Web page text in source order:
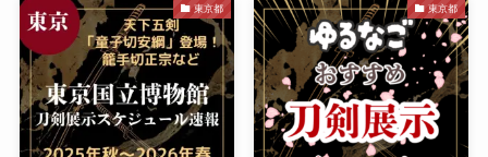
東京都 東京都